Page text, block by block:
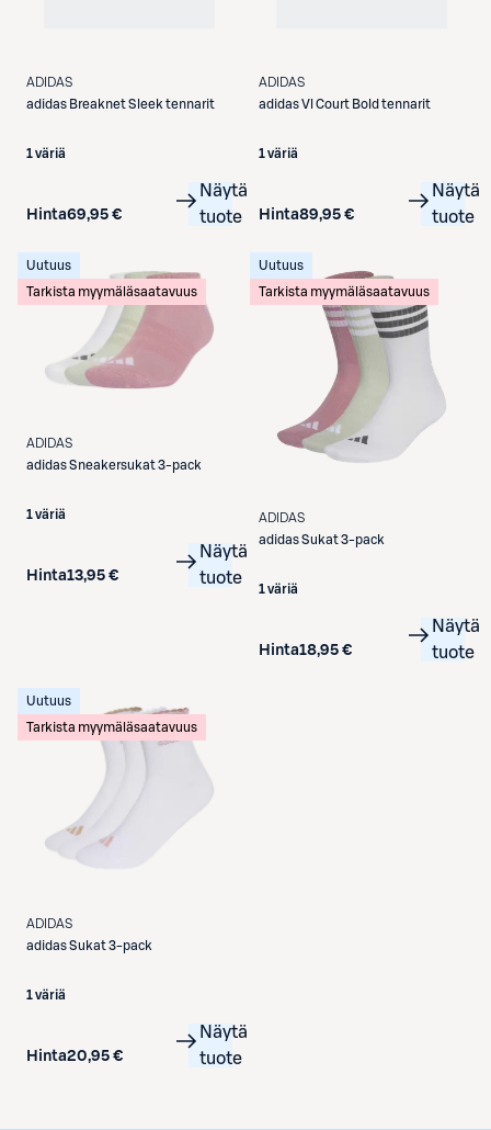
ADIDAS
adidas Breaknet Sleek tennarit
1 väriä
Hinta69,95 €
Näytä
tuote
ADIDAS
adidasVl Court Bold tennarit
1 väriä
Hinta89,95 €
Näytä
tuote
Uutuus
Tarkista myymäläsaatavuus
ADIDAS
adidasSneakersukat 3-pack
1 väriä
Hinta13,95 €
Näytä
tuote
Uutuus
Tarkista myymäläsaatavuus
ADIDAS
adidasSukat 3-pack
1 väriä
Hinta18,95 €
Näytä
tuote
Uutuus
Tarkista myymäläsaatavuus
ADIDAS
adidasSukat 3-pack
1 väriä
Hinta20,95 €
Näytä
tuote